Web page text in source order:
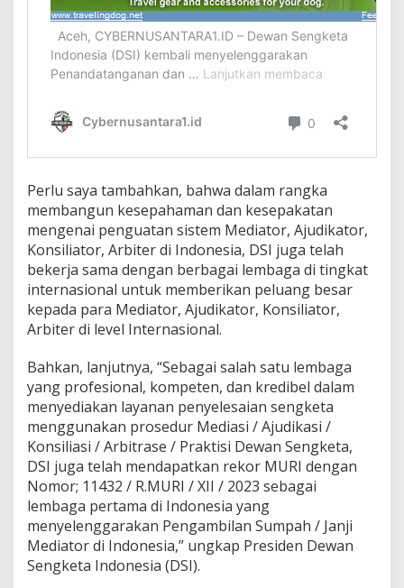
Perlu saya tambahkan, bahwa dalam rangka
membangun kesepahaman dan kesepakatan
mengenai penguatan sistem Mediator, Ajudikator,
Konsiliator, Arbiter di Indonesia, DSI juga telah
bekerja sama dengan berbagai lembaga di tingkat
internasional untuk memberikan peluang besar
kepada para Mediator, Ajudikator, Konsiliator,
Arbiter di level Internasional.
Bahkan, lanjutnya, “Sebagai salah satu lembaga
yang profesional, kompeten, dan kredibel dalam
menyediakan layanan penyelesaian sengketa
menggunakan prosedur Mediasi / Ajudikasi /
Konsiliasi / Arbitrase / Praktisi Dewan Sengketa,
DSI juga telah mendapatkan rekor MURI dengan
Nomor; 11432 / R.MURI / XII / 2023 sebagai
lembaga pertama di Indonesia yang
menyelenggarakan Pengambilan Sumpah / Janji
Mediator di Indonesia,” ungkap Presiden Dewan
Sengketa Indonesia (DSI).